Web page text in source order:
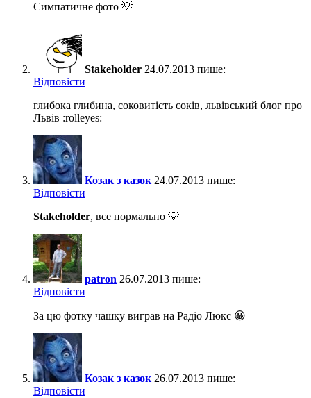
Симпатичне фото 💡
Stakeholder 24.07.2013 пише:
Відповіcти
глибока глибина, соковитість соків, львівський блог про
Львів :rolleyes:
Козак з казок 24.07.2013 пише:
Відповіcти
Stakeholder, все нормально 💡
patron 26.07.2013 пише:
Відповіcти
За цю фотку чашку виграв на Радіо Люкс 😀
Козак з казок 26.07.2013 пише:
Відповіcти